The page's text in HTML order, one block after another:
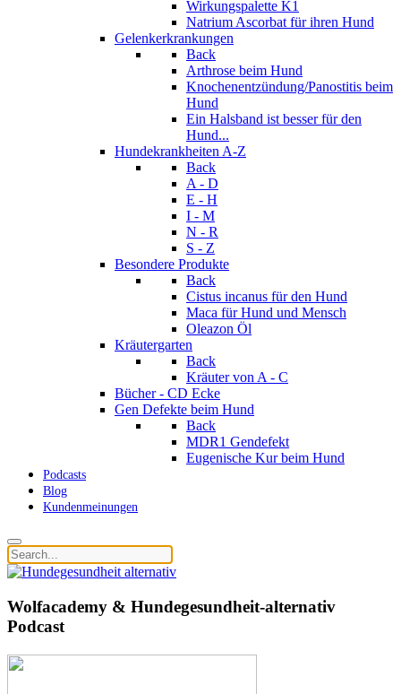
Wirkungspalette K1
Natrium Ascorbat für ihren Hund
Gelenkerkrankungen
Back
Arthrose beim Hund
Knochenentzündung/Panostitis beim
Hund
Ein Halsband ist besser für den
Hund...
Hundekrankheiten A-Z
Back
A - D
E - H
I - M
N - R
S - Z
Besondere Produkte
Back
Cistus incanus für den Hund
Maca für Hund und Mensch
Oleazon Öl
Kräutergarten
Back
Kräuter von A - C
Bücher - CD Ecke
Gen Defekte beim Hund
Back
MDR1 Gendefekt
Eugenische Kur beim Hund
Podcasts
Blog
Kundenmeinungen
Wolfacademy & Hundegesundheit-alternativ
Podcast